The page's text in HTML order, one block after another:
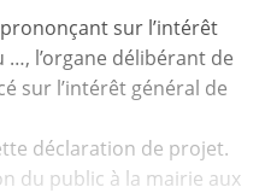
sur l’intérêt
l’organe délibérant de
sur l’intérêt général de
déclaration de projet.
du public à la mairie aux